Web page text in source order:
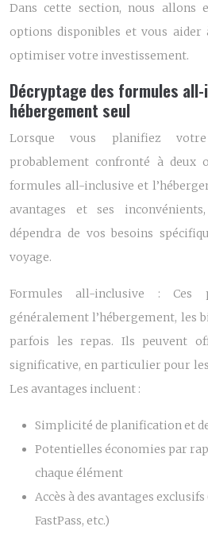
Dans cette section, nous allons
options disponibles et vous
optimiser votre investissement.
Décryptage des formules
hébergement seul
Lorsque vous planifiez
probablement confronté à deux
formules all-inclusive et
avantages et ses
dépendra de vos besoins
voyage.
Formules all-inclusive : Ces
généralement l’hébergement, les
parfois les repas. Ils peuvent
significative, en particulier pour
Les avantages incluent :
Simplicité de planification et
Potentielles économies par
chaque élément
Accès à des avantages
FastPass, etc.)